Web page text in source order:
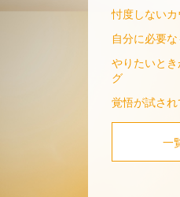
忖度しない
自分に必要
やりたいと
グ
覚悟が試され
一